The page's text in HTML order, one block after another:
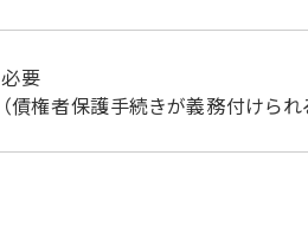
必要
（債権者保護手続きが義務付けられ